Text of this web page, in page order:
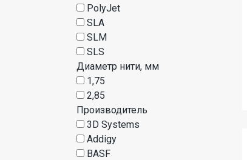
PolyJet
SLA
SLM
SLS
Диаметр нити, мм
1,75
2,85
Производитель
3D Systems
Addigy
BASF